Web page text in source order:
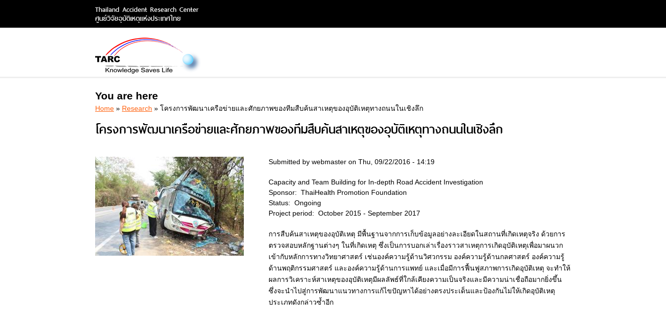
Thailand Accident Research Center
ศูนย์วิจัยอุบัติเหตุแห่งประเทศไทย
You are here
Home » Research » โครงการพัฒนาเครือข่ายและศักยภาพของทีมสืบค้นสาเหตุของอุบัติเหตุทางถนนในเชิงลึก
โครงการพัฒนาเครือข่ายและศักยภาพของทีมสืบค้นสาเหตุของอุบัติเหตุทางถนนในเชิงลึก
Submitted by webmaster on Thu, 09/22/2016 - 14:19
Capacity and Team Building for In-depth Road Accident Investigation
Sponsor: ThaiHealth Promotion Foundation
Status: Ongoing
Project period: October 2015 - September 2017
การสืบค้นสาเหตุของอุบัติเหตุ มีพื้นฐานจากการเก็บข้อมูลอย่างละเอียดในสถานที่เกิดเหตุจริง ด้วยการ
ตรวจสอบหลักฐานต่างๆ ในที่เกิดเหตุ ซึ่งเป็นการบอกเล่าเรื่องราวสาเหตุการเกิดอุบัติเหตุเพื่อมาผนวก
เข้ากับหลักการทางวิทยาศาสตร์ เช่นองค์ความรู้ด้านวิศวกรรม องค์ความรู้ด้านกลศาสตร์ องค์ความรู้
ด้านพฤติกรรมศาสตร์ และองค์ความรู้ด้านการแพทย์ และเมื่อมีการฟื้นฟูสภาพการเกิดอุบัติเหตุ จะทำให้
ผลการวิเคราะห์สาเหตุของอุบัติเหตุมีผลลัพธ์ที่ใกล้เคียงความเป็นจริงและมีความน่าเชื่อถือมากยิ่งขึ้น
ซึ่งจะนำไปสู่การพัฒนาแนวทางการแก้ไขปัญหาได้อย่างตรงประเด็นและป้องกันไม่ให้เกิดอุบัติเหตุ
ประเภทดังกล่าวซ้ำอีก